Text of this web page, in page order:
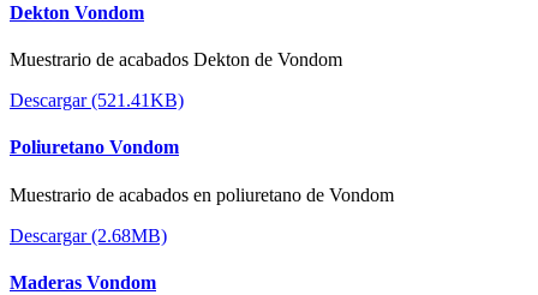
Dekton Vondom
Muestrario de acabados Dekton de Vondom
Descargar (521.41KB)
Poliuretano Vondom
Muestrario de acabados en poliuretano de Vondom
Descargar (2.68MB)
Maderas Vondom